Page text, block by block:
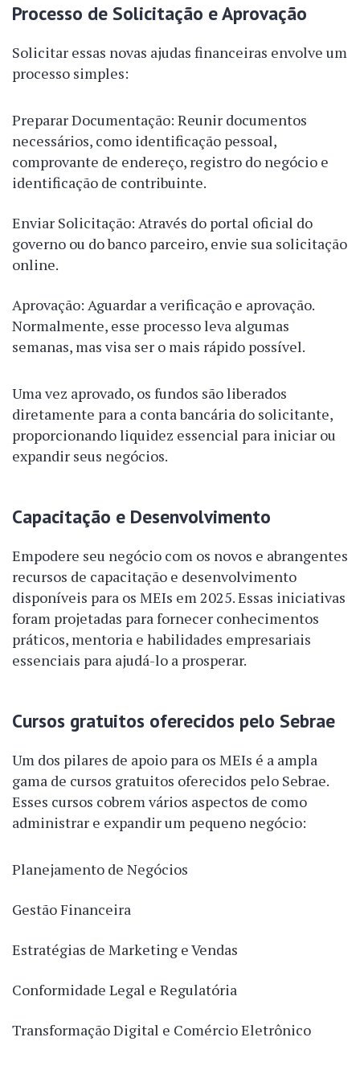
Processo de Solicitação e Aprovação
Solicitar essas novas ajudas financeiras envolve um
processo simples:
Preparar Documentação: Reunir documentos
necessários, como identificação pessoal,
comprovante de endereço, registro do negócio e
identificação de contribuinte.
Enviar Solicitação: Através do portal oficial do
governo ou do banco parceiro, envie sua solicitação
online.
Aprovação: Aguardar a verificação e aprovação.
Normalmente, esse processo leva algumas
semanas, mas visa ser o mais rápido possível.
Uma vez aprovado, os fundos são liberados
diretamente para a conta bancária do solicitante,
proporcionando liquidez essencial para iniciar ou
expandir seus negócios.
Capacitação e Desenvolvimento
Empodere seu negócio com os novos e abrangentes
recursos de capacitação e desenvolvimento
disponíveis para os MEIs em 2025. Essas iniciativas
foram projetadas para fornecer conhecimentos
práticos, mentoria e habilidades empresariais
essenciais para ajudá-lo a prosperar.
Cursos gratuitos oferecidos pelo Sebrae
Um dos pilares de apoio para os MEIs é a ampla
gama de cursos gratuitos oferecidos pelo Sebrae.
Esses cursos cobrem vários aspectos de como
administrar e expandir um pequeno negócio:
Planejamento de Negócios
Gestão Financeira
Estratégias de Marketing e Vendas
Conformidade Legal e Regulatória
Transformação Digital e Comércio Eletrônico